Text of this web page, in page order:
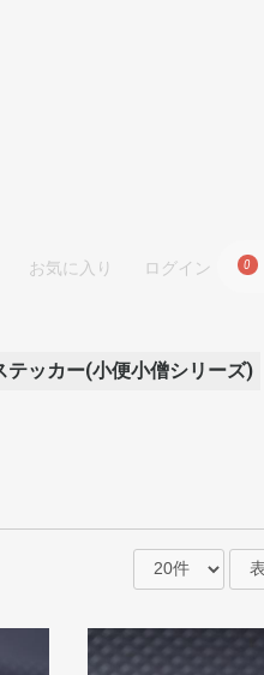
お気に入り ログイン 0
テッカー(小便小僧シリーズ)